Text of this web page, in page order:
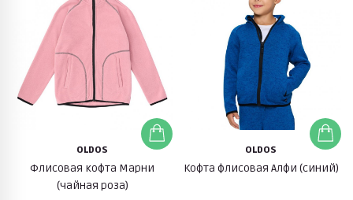
OLDOS
Флисовая кофта Марни
(чайная роза)
OLDOS
Кофта флисовая Алфи (синий)